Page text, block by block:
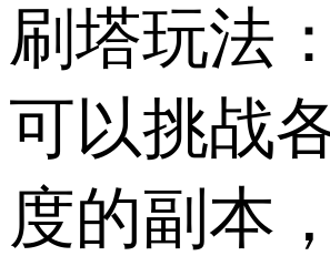
刷塔玩法
可以挑战
度的副本